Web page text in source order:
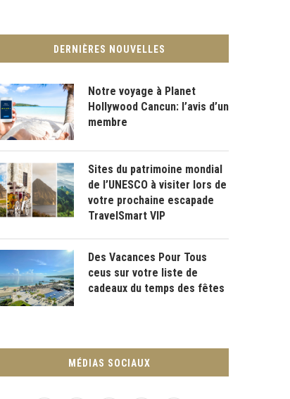
DERNIÈRES NOUVELLES
Notre voyage à Planet
Hollywood Cancun: l’avis d’un
membre
Sites du patrimoine mondial
de l’UNESCO à visiter lors de
votre prochaine escapade
TravelSmart VIP
Des Vacances Pour Tous
ceus sur votre liste de
cadeaux du temps des fêtes
MÉDIAS SOCIAUX